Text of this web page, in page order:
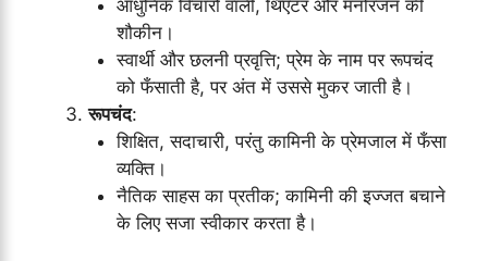
आधुनिक विचारों वाली, थिएटर और मनोरंजन की
शौकीन।
स्वार्थी और छलनी प्रवृत्ति; प्रेम के नाम पर रूपचंद
को फँसाती है, पर अंत में उससे मुकर जाती है।
रूपचंद:
शिक्षित, सदाचारी, परंतु कामिनी के प्रेमजाल में फँसा
व्यक्ति।
नैतिक साहस का प्रतीक; कामिनी की इज्जत बचाने
के लिए सजा स्वीकार करता है।